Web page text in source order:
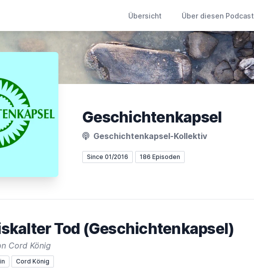
Übersicht Über diesen Podcast
Geschichtenkapsel
Geschichtenkapsel-Kollektiv
Since 01/2016 186 Episoden
Tod (Geschichtenkapsel)
Cord König
Cord König